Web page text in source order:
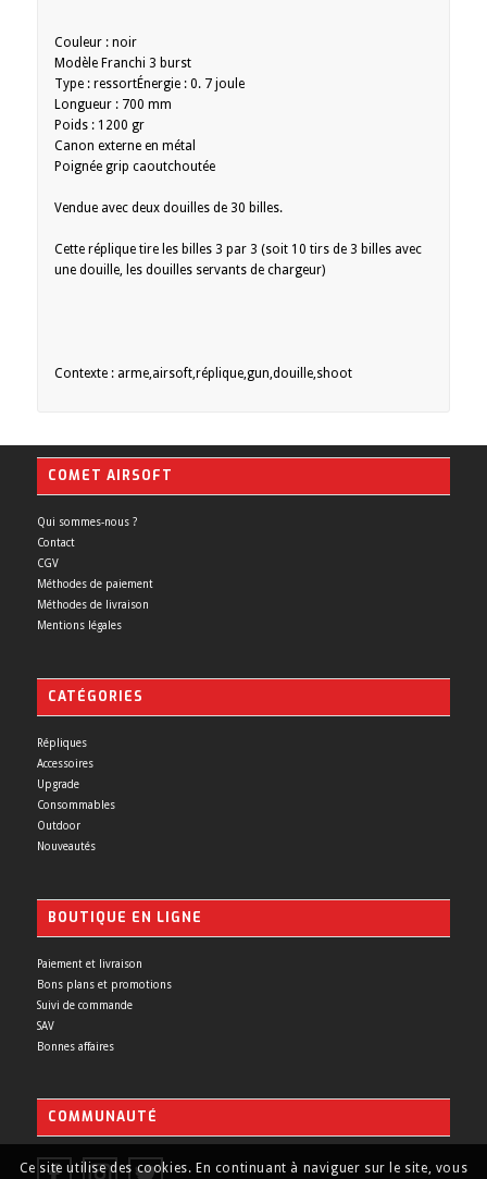
Couleur : noir
Modèle Franchi 3 burst
Type : ressortÉnergie : 0. 7 joule
Longueur : 700 mm
Poids : 1200 gr
Canon externe en métal
Poignée grip caoutchoutée
Vendue avec deux douilles de 30 billes.
Cette réplique tire les billes 3 par 3 (soit 10 tirs de 3 billes avec
une douille, les douilles servants de chargeur)
Contexte : arme,airsoft,réplique,gun,douille,shoot
COMET AIRSOFT
Qui sommes-nous ?
Contact
CGV
Méthodes de paiement
Méthodes de livraison
Mentions légales
CATÉGORIES
Répliques
Accessoires
Upgrade
Consommables
Outdoor
Nouveautés
BOUTIQUE EN LIGNE
Paiement et livraison
Bons plans et promotions
Suivi de commande
SAV
Bonnes affaires
COMMUNAUTÉ
Ce site utilise des cookies. En continuant à naviguer sur le site, vous